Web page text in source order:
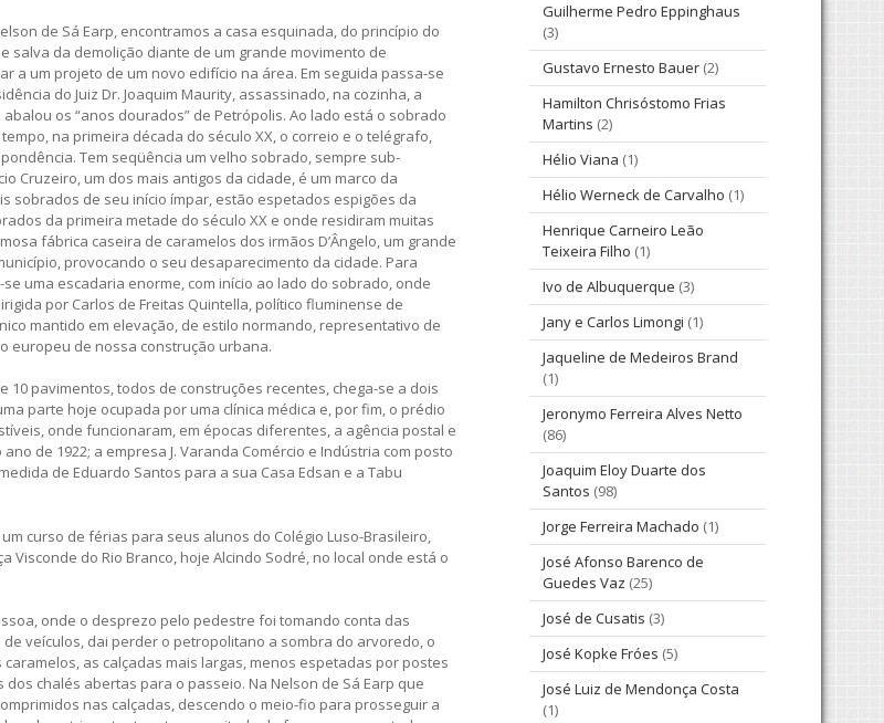
de Sá Earp, encontramos a casa esquinada, do princípio do
salva da demolição diante de um grande movimento de
um projeto de um novo edifício na área. Em seguida passa-se
do Juiz Dr. Joaquim Maurity, assassinado, na cozinha, a
os “anos dourados” de Petrópolis. Ao lado está o sobrado
na primeira década do século XX, o correio e o telégrafo,
Tem seqüência um velho sobrado, sempre sub-
Cruzeiro, um dos mais antigos da cidade, é um marco da
sobrados de seu início ímpar, estão espetados espigões da
da primeira metade do século XX e onde residiram muitas
fábrica caseira de caramelos dos irmãos D’Ângelo, um grande
provocando o seu desaparecimento da cidade. Para
uma escadaria enorme, com início ao lado do sobrado, onde
por Carlos de Freitas Quintella, político fluminense de
mantido em elevação, de estilo normando, representativo de
europeu de nossa construção urbana.
pavimentos, todos de construções recentes, chega-se a dois
parte hoje ocupada por uma clínica médica e, por fim, o prédio
onde funcionaram, em épocas diferentes, a agência postal e
de 1922; a empresa J. Varanda Comércio e Indústria com posto
de Eduardo Santos para a sua Casa Edsan e a Tabu
curso de férias para seus alunos do Colégio Luso-Brasileiro,
do Rio Branco, hoje Alcindo Sodré, no local onde está o
onde o desprezo pelo pedestre foi tomando conta das
veículos, dai perder o petropolitano a sombra do arvoredo, o
as calçadas mais largas, menos espetadas por postes
chalés abertas para o passeio. Na Nelson de Sá Earp que
nas calçadas, descendo o meio-fio para prosseguir a
Guilherme Pedro Eppinghaus
(3)
Gustavo Ernesto Bauer (2)
Hamilton Chrisóstomo Frias
Martins (2)
Hélio Viana (1)
Hélio Werneck de Carvalho (1)
Henrique Carneiro Leão
Teixeira Filho (1)
Ivo de Albuquerque (3)
Jany e Carlos Limongi (1)
Jaqueline de Medeiros Brand
(1)
Jeronymo Ferreira Alves Netto
(86)
Joaquim Eloy Duarte dos
Santos (98)
Jorge Ferreira Machado (1)
José Afonso Barenco de
Guedes Vaz (25)
José de Cusatis (3)
José Kopke Fróes (5)
José Luiz de Mendonça Costa
(1)